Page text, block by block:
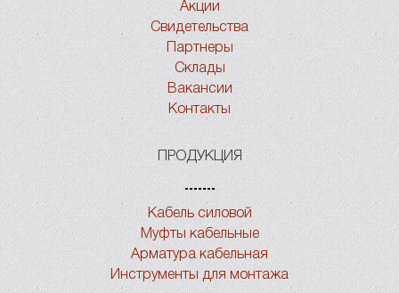
Акции
Свидетельства
Партнеры
Склады
Вакансии
Контакты
ПРОДУКЦИЯ
Кабель силовой
Муфты кабельные
Арматура кабельная
Инструменты для монтажа